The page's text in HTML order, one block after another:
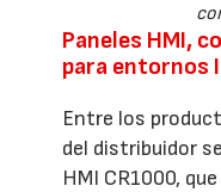
Paneles HMI,
para entornos
Entre los
del distribuidor
HMI CR1000,